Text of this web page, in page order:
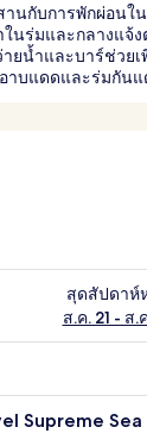
านกับการพักผ่อนใ
นร่มและกลางแจ้
ายน้ำและบาร์ช่วย
าบแดดและร่มกัน
- ส.ค. 16สุดสัปดาห์
ส.ค. 21 - ส.
อบจำนวนห้องพั
องนอนระดับพรีเมี
Supreme